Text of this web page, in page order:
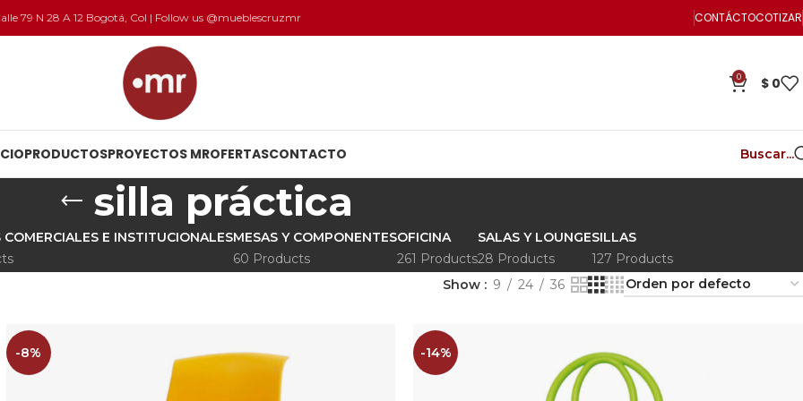
79 N 28 A 12 Bogotá, Col | Follow us @mueblescruzmr CONTÁCTOCOTIZAR
0 $ 0
PRODUCTOSPROYECTOS MROFERTASCONTACTO Buscar...
silla práctica
COMERCIALES E INSTITUCIONALESMESAS Y COMPONENTES
60 Products
OFICINA
261 Products
SALAS Y LOUNGE
28 Products
SILLAS
127 Products
Show 9 24 36
-8% -14%